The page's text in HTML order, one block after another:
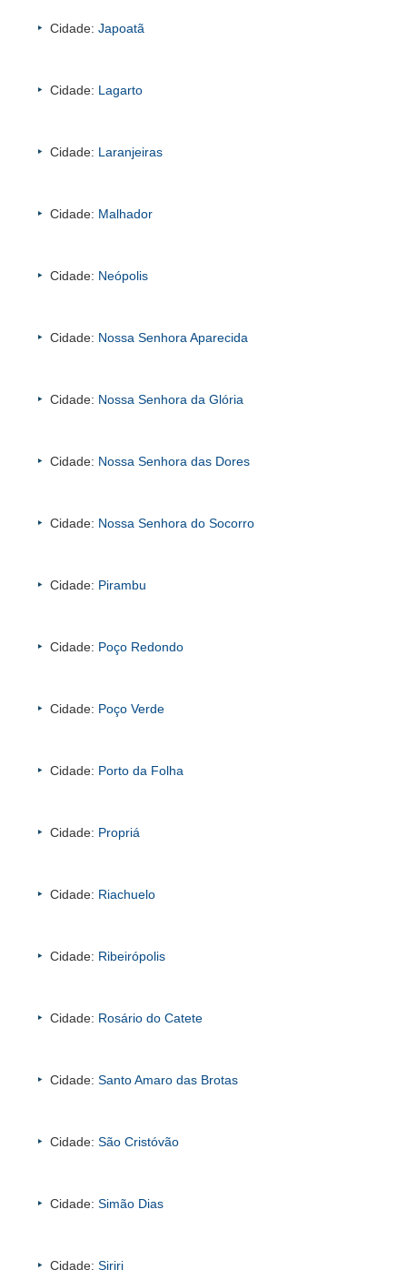
Cidade: Japoatã
Cidade: Lagarto
Cidade: Laranjeiras
Cidade: Malhador
Cidade: Neópolis
Cidade: Nossa Senhora Aparecida
Cidade: Nossa Senhora da Glória
Cidade: Nossa Senhora das Dores
Cidade: Nossa Senhora do Socorro
Cidade: Pirambu
Cidade: Poço Redondo
Cidade: Poço Verde
Cidade: Porto da Folha
Cidade: Propriá
Cidade: Riachuelo
Cidade: Ribeirópolis
Cidade: Rosário do Catete
Cidade: Santo Amaro das Brotas
Cidade: São Cristóvão
Cidade: Simão Dias
Cidade: Siriri